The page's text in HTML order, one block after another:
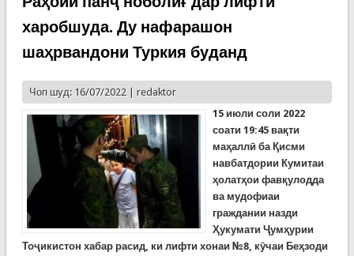
харобшуда. Ду нафарашон
шаҳрвандони Туркия буданд
Чоп шуд: 16/07/2022 | redaktor
15 июли соли 2022
соати 19:45 вақти
маҳаллӣ ба Қисми
навбатдории Кумитаи
ҳолатҳои фавқулодда
ва мудофиаи
граждании назди
Ҳукумати Ҷумҳурии
Тоҷикистон хабар расид, ки лифти хонаи №8, кӯчаи Беҳзоди